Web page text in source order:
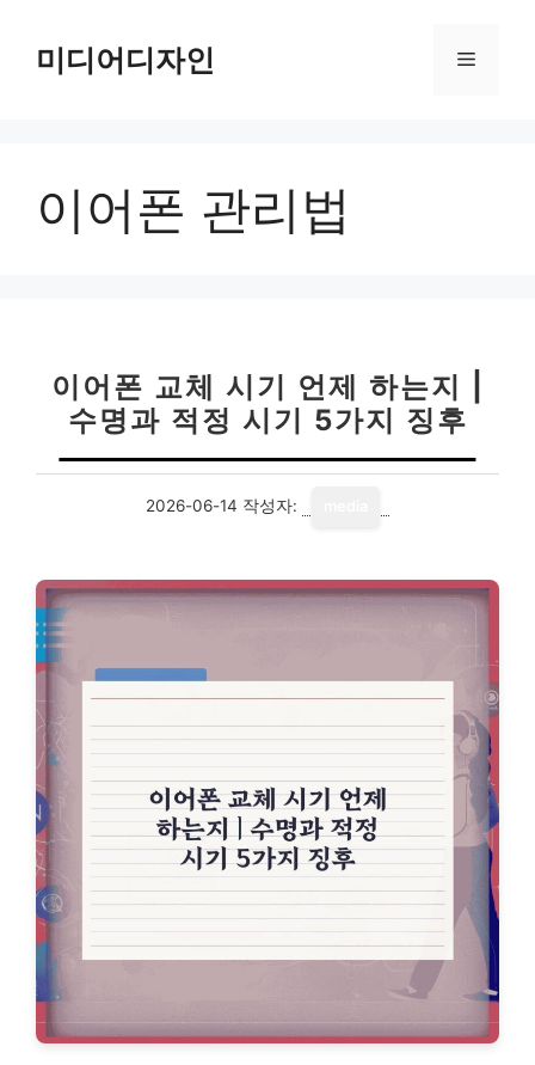
미디어디자인 메
이어폰 관리법
이어폰 교체 시기 언제 하는지 |
수명과 적정 시기 5가지 징후
2026-06-14 작성자: